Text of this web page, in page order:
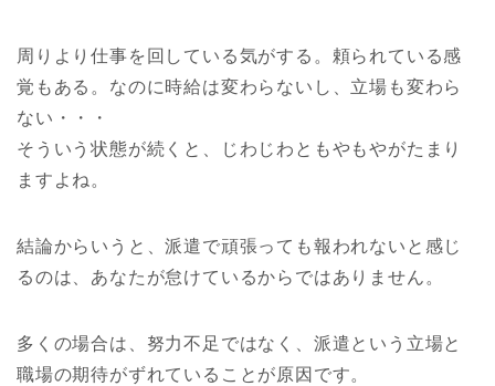
周りより仕事を回している気がする。頼られている感
覚もある。なのに時給は変わらないし、立場も変わら
ない・・・
そういう状態が続くと、じわじわともやもやがたまり
ますよね。
結論からいうと、派遣で頑張っても報われないと感じ
るのは、あなたが怠けているからではありません。
多くの場合は、努力不足ではなく、派遣という立場と
職場の期待がずれていることが原因です。